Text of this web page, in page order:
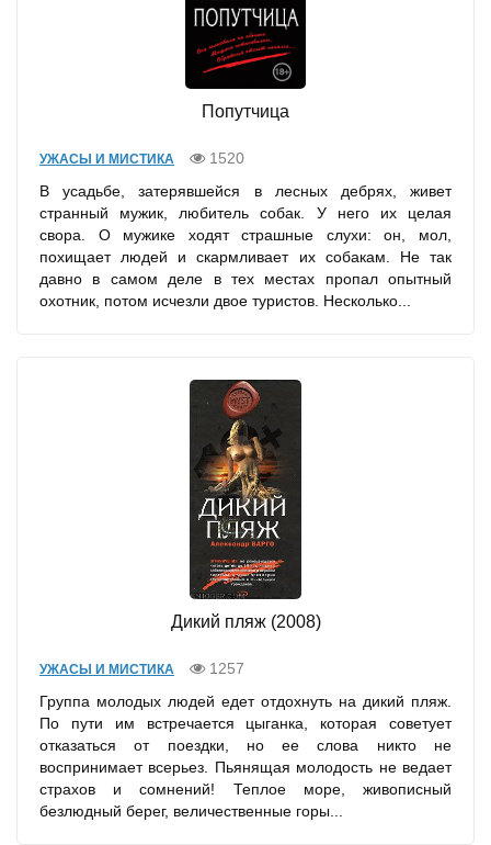
Попутчица
УЖАСЫ И МИСТИКА
1520
В усадьбе, затерявшейся в лесных дебрях, живет
странный мужик, любитель собак. У него их целая
свора. О мужике ходят страшные слухи: он, мол,
похищает людей и скармливает их собакам. Не так
давно в самом деле в тех местах пропал опытный
охотник, потом исчезли двое туристов. Несколько...
Дикий пляж (2008)
УЖАСЫ И МИСТИКА
1257
Группа молодых людей едет отдохнуть на дикий пляж.
По пути им встречается цыганка, которая советует
отказаться от поездки, но ее слова никто не
воспринимает всерьез. Пьянящая молодость не ведает
страхов и сомнений! Теплое море, живописный
безлюдный берег, величественные горы...